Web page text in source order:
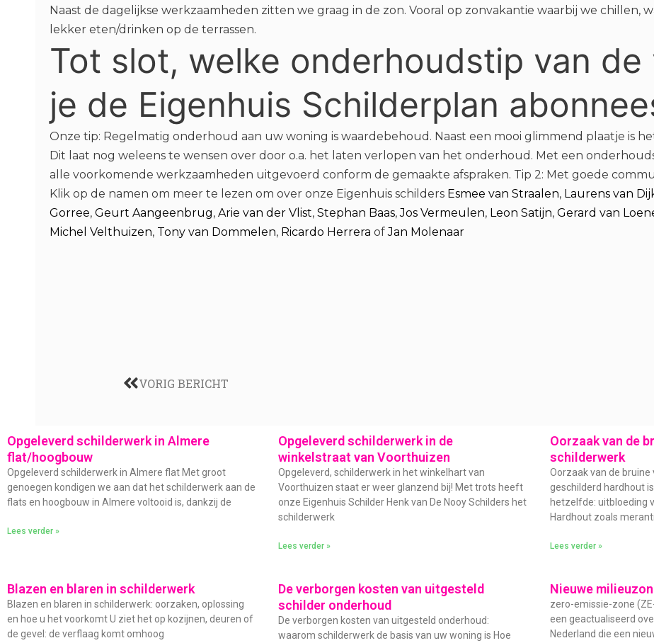
Naast de dagelijkse werkzaamheden zitten we graag in de zon. Vooral op zonvakantie waarbij we chillen,
lekker eten/drinken op de terrassen.
Tot slot, welke onderhoudstip van
je de Eigenhuis Schilderplan
Onze tip: Regelmatig onderhoud aan uw woning is waardebehoud. Naast een mooi glimmend plaatje is
Dit laat nog weleens te wensen over door o.a. het laten verlopen van het onderhoud. Met een
alle voorkomende werkzaamheden uitgevoerd conform de gemaakte afspraken. Tip 2: Met goede
Klik op de namen om meer te lezen om over onze Eigenhuis schilders Esmee van Straalen, Laurens van
Gorree, Geurt Aangeenbrug, Arie van der Vlist, Stephan Baas,Jos Vermeulen, Leon Satijn, Gerard van
Michel Velthuizen, Tony van Dommelen, Ricardo Herrera ofJan Molenaar
VORIG BERICHT
Opgeleverd schilderwerk in Almere
flat/hoogbouw
Opgeleverd schilderwerk in Almere flat Met groot
genoegen kondigen we aan dat het schilderwerk aan de
flats en hoogbouw in Almere voltooid is, dankzij de
Lees verder »
Opgeleverd schilderwerk in de
winkelstraat van Voorthuizen
Opgeleverd, schilderwerk in het winkelhart van
Voorthuizen staat er weer glanzend bij! Met trots heeft
onze Eigenhuis Schilder Henk van De Nooy Schilders het
schilderwerk
Lees verder »
Oorzaak van de
schilderwerk
Oorzaak van de bruine
geschilderd hardhout
hetzelfde: uitbloeding
Hardhout zoals
Lees verder »
Blazen en blaren in schilderwerk
Blazen en blaren in schilderwerk: oorzaken, oplossing
en hoe u het voorkomt U ziet het op kozijnen, deuren of
de gevel: de verflaag komt omhoog
De verborgen kosten van uitgesteld
schilder onderhoud
De verborgen kosten van uitgesteld onderhoud:
waarom schilderwerk de basis van uw woning is Hoe
Nieuwe
zero-emissie-zone
een geactualiseerd
Nederland die een